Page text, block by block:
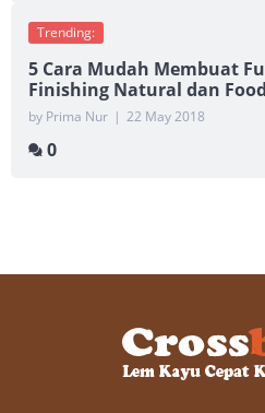
Trending:
5 Cara Mudah Membuat
Finishing Natural dan
by Prima Nur | 22 May 2018
0